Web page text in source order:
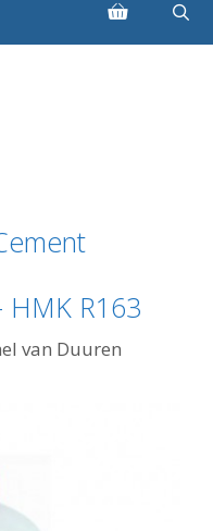
HMK R163
van Duuren